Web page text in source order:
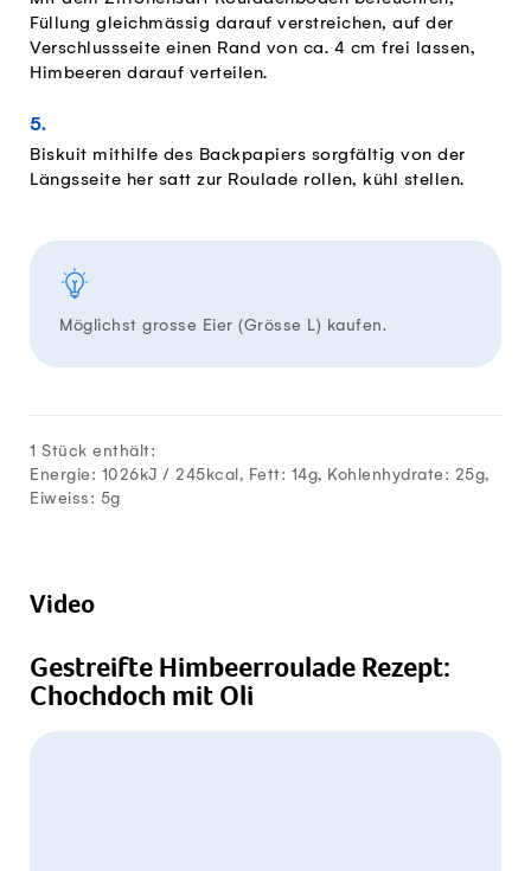
Füllung gleichmässig darauf verstreichen, auf der
Verschlussseite einen Rand von ca. 4 cm frei lassen,
Himbeeren darauf verteilen.
Biskuit mithilfe des Backpapiers sorgfältig von der
Längsseite her satt zur Roulade rollen, kühl stellen.
Möglichst grosse Eier (Grösse L) kaufen.
1 Stück enthält:
Energie: 1026kJ / 245 kcal, Fett: 14g, Kohlenhydrate: 25g,
Eiweiss: 5g
Video
Gestreifte Himbeerroulade Rezept:
Chochdoch mit Oli